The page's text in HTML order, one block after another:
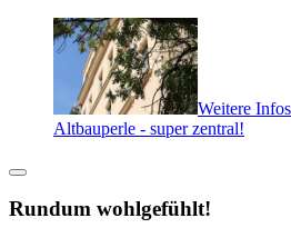
Weitere
Altbauperle - super zentral!
Rundum wohlgefühlt!